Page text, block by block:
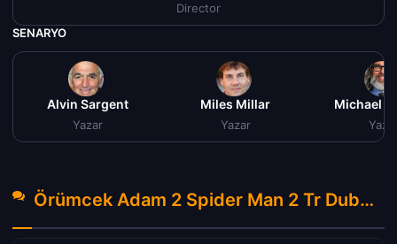
Director
SENARYO
Alvin Sargent
Yazar
Miles Millar
Yazar
Michael
Örümcek Adam 2 Spider Man 2 Tr Dublaj izle (2004) Hakkında Yorumlar